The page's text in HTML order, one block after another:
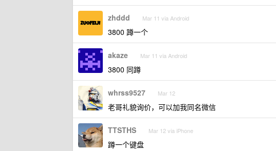
zhddd Mar 11 via Android
3800 蹲一个
akaze Mar 11 via Android
3800 同蹲
whrss9527 Mar 12
老哥礼貌询价，可以加我同名微信
TTSTHS Mar 12 via iPhone
蹲一个键盘